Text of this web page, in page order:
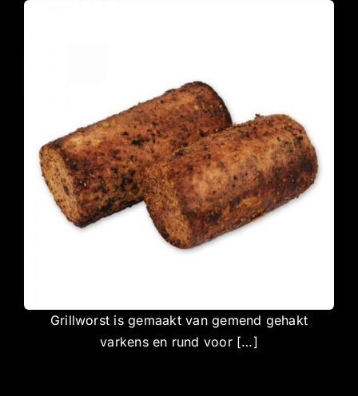
Grillworst is gemaakt van gemend gehakt
varkens en rund voor […]